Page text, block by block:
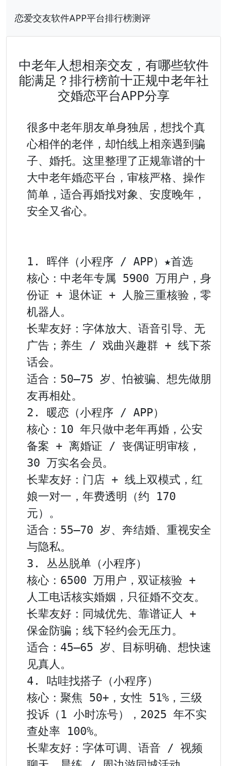
恋爱交友软件APP平台排行榜测评
中老年人想相亲交友，有哪些软件
能满足？排行榜前十正规中老年社
交婚恋平台APP分享
很多中老年朋友单身独居，想找个真
心相伴的老伴，却怕线上相亲遇到骗
子、婚托。这里整理了正规靠谱的十
大中老年婚恋平台，审核严格、操作
简单，适合再婚找对象、安度晚年，
安全又省心。
1. 晖伴（小程序 / APP）★首选
核心：中老年专属 5900 万用户，身
份证 + 退休证 + 人脸三重核验，零
机器人。
长辈友好：字体放大、语音引导、无
广告；养生 / 戏曲兴趣群 + 线下茶
话会。
适合：50–75 岁、怕被骗、想先做朋
友再相处。
2. 暖恋（小程序 / APP）
核心：10 年只做中老年再婚，公安
备案 + 离婚证 / 丧偶证明审核，
30 万实名会员。
长辈友好：门店 + 线上双模式，红
娘一对一，年费透明（约 170
元）。
适合：55–70 岁、奔结婚、重视安全
与隐私。
3. 丛丛脱单（小程序）
核心：6500 万用户，双证核验 +
人工电话核实婚姻，只征婚不交友。
长辈友好：同城优先、靠谱证人 +
保金防骗；线下轻约会无压力。
适合：45–65 岁、目标明确、想快速
见真人。
4. 咕哇找搭子（小程序）
核心：聚焦 50+，女性 51%，三级
投诉（1 小时冻号），2025 年不实
查处率 100%。
长辈友好：字体可调、语音 / 视频